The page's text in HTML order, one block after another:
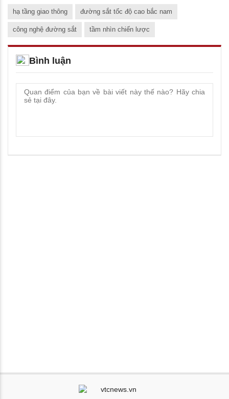
hạ tầng giao thông đường sắt tốc độ cao bắc nam
công nghệ đường sắt tầm nhìn chiến lược
Bình luận